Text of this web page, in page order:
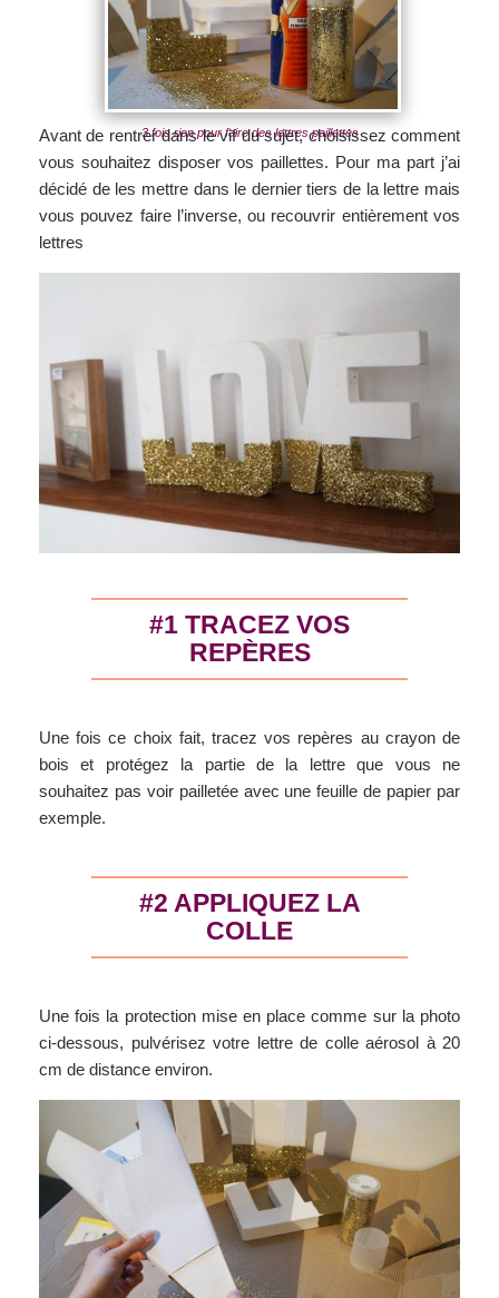
3 fois rien pour faire des lettres paillettes
Avant de rentrer dans le vif du sujet, choisissez comment
vous souhaitez disposer vos paillettes. Pour ma part j’ai
décidé de les mettre dans le dernier tiers de la lettre mais
vous pouvez faire l’inverse, ou recouvrir entièrement vos
lettres
#1 TRACEZ VOS
REPÈRES
Une fois ce choix fait, tracez vos repères au crayon de
bois et protégez la partie de la lettre que vous ne
souhaitez pas voir pailletée avec une feuille de papier par
exemple.
#2 APPLIQUEZ LA
COLLE
Une fois la protection mise en place comme sur la photo
ci-dessous, pulvérisez votre lettre de colle aérosol à 20
cm de distance environ.